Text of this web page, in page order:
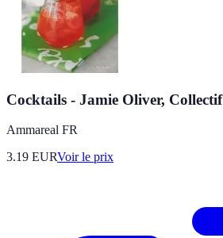
Cocktails - Jamie Oliver, Collectif
Ammareal FR
3.19 EURVoir le prix